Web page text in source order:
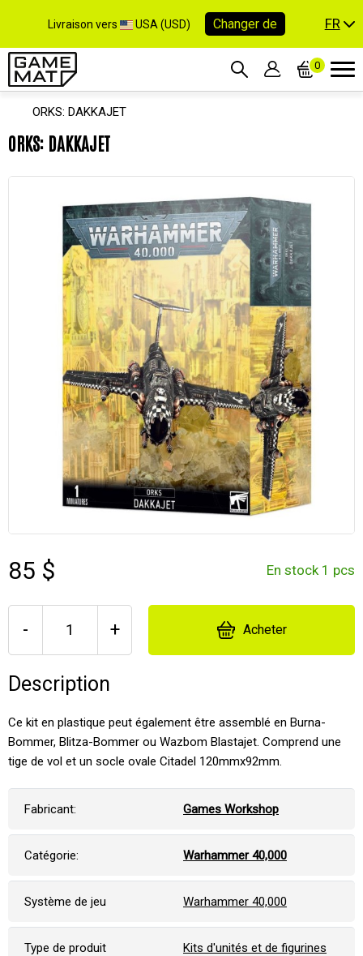
Livraison vers USA (USD) Changer de FR
0
ORKS: DAKKAJET
ORKS: DAKKAJET
85 $ En stock 1 pcs
- + Acheter
Description
Ce kit en plastique peut également être assemblé en Burna-
Bommer, Blitza-Bommer ou Wazbom Blastajet. Comprend une
tige de vol et un socle ovale Citadel 120mmx92mm.
Fabricant: Games Workshop
Catégorie: Warhammer 40,000
Système de jeu Warhammer 40,000
Type de produit Kits d'unités et de figurines